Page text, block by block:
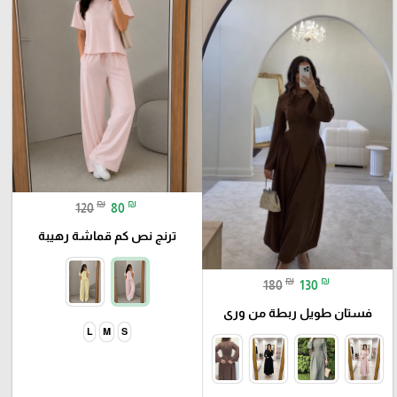
180 ₪ 130 ₪
فستان طويل ربطة من ورى
120 ₪ 80 ₪
ترنج نص كم قماشة رهيبة
S
M
L